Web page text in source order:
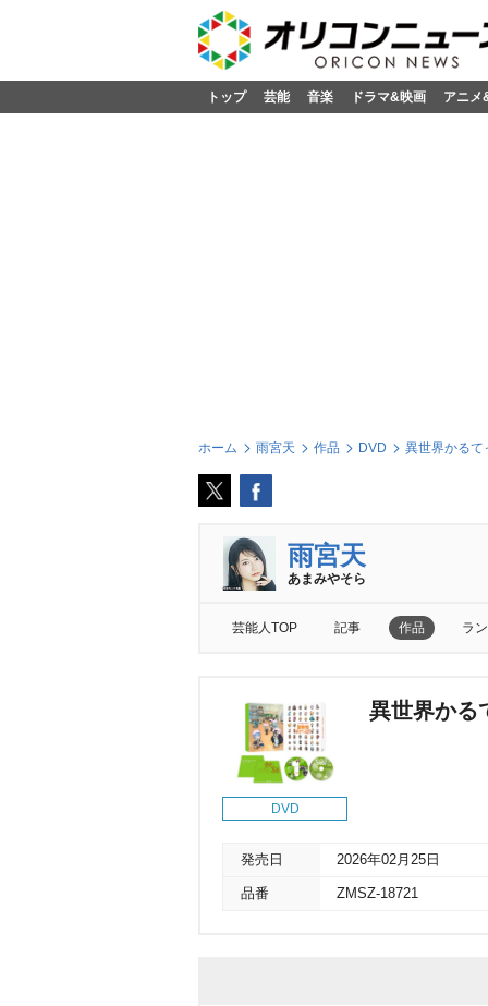
トップ 芸能 音楽 ドラマ&映画 アニメ
ホーム 雨宮天 作品 DVD 異世界かるて
雨宮天
あまみやそら
芸能人TOP 記事 作品 ラ
DVD
異世界かる
発売日 2026年02月25日
品番 ZMSZ-18721